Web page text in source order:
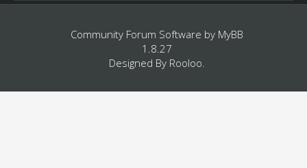
Community Forum Software by MyBB
1.8.27
Designed By Rooloo.